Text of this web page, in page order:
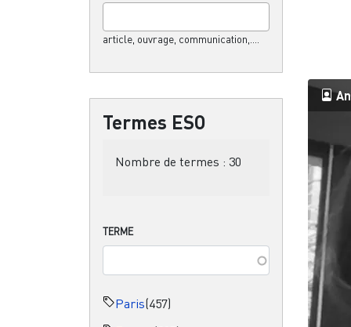
article, ouvrage, communication,....
Termes ESO
Nombre de termes : 30
TERME
Paris(457)